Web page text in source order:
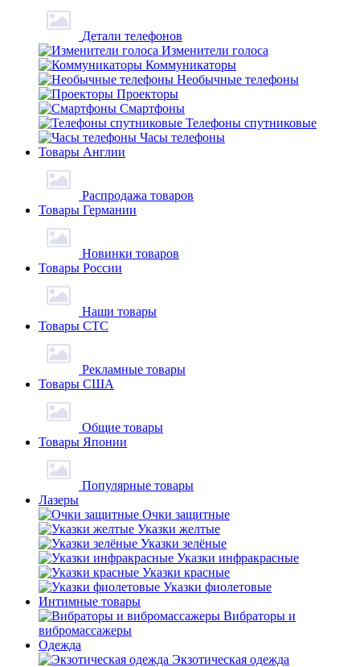
Детали телефонов
Изменители голоса
Коммуникаторы
Необычные телефоны
Проекторы
Смартфоны
Телефоны спутниковые
Часы телефоны
Товары Англии
Распродажа товаров
Товары Германии
Новинки товаров
Товары России
Наши товары
Товары СТС
Рекламные товары
Товары США
Общие товары
Товары Японии
Популярные товары
Лазеры
Очки защитные
Указки желтые
Указки зелёные
Указки инфракрасные
Указки красные
Указки фиолетовые
Интимные товары
Вибраторы и
вибромассажеры
Одежда
Экзотическая одежда